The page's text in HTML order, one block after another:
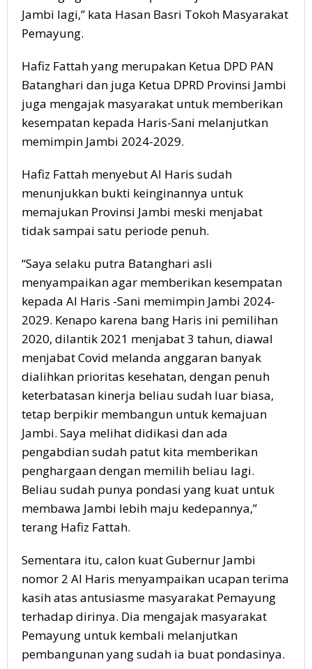
Jambi lagi,” kata Hasan Basri Tokoh Masyarakat
Pemayung.
Hafiz Fattah yang merupakan Ketua DPD PAN
Batanghari dan juga Ketua DPRD Provinsi Jambi
juga mengajak masyarakat untuk memberikan
kesempatan kepada Haris-Sani melanjutkan
memimpin Jambi 2024-2029.
Hafiz Fattah menyebut Al Haris sudah
menunjukkan bukti keinginannya untuk
memajukan Provinsi Jambi meski menjabat
tidak sampai satu periode penuh.
“Saya selaku putra Batanghari asli
menyampaikan agar memberikan kesempatan
kepada Al Haris -Sani memimpin Jambi 2024-
2029. Kenapo karena bang Haris ini pemilihan
2020, dilantik 2021 menjabat 3 tahun, diawal
menjabat Covid melanda anggaran banyak
dialihkan prioritas kesehatan, dengan penuh
keterbatasan kinerja beliau sudah luar biasa,
tetap berpikir membangun untuk kemajuan
Jambi. Saya melihat didikasi dan ada
pengabdian sudah patut kita memberikan
penghargaan dengan memilih beliau lagi.
Beliau sudah punya pondasi yang kuat untuk
membawa Jambi lebih maju kedepannya,”
terang Hafiz Fattah.
Sementara itu, calon kuat Gubernur Jambi
nomor 2 Al Haris menyampaikan ucapan terima
kasih atas antusiasme masyarakat Pemayung
terhadap dirinya. Dia mengajak masyarakat
Pemayung untuk kembali melanjutkan
pembangunan yang sudah ia buat pondasinya.